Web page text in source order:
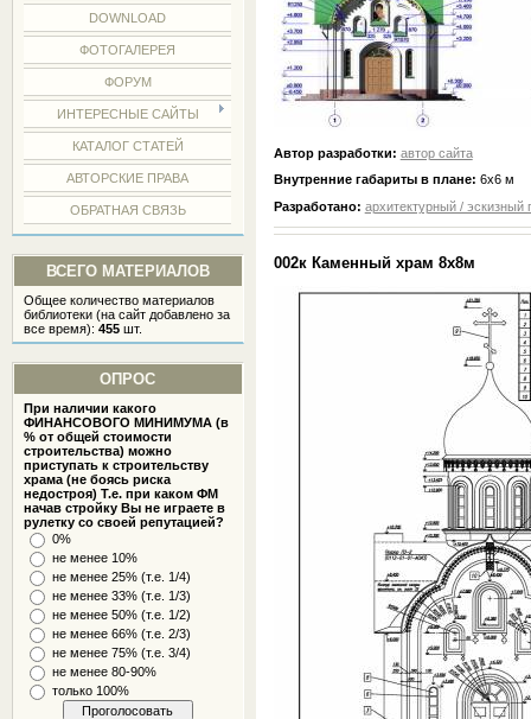
DOWNLOAD
ФОТОГАЛЕРЕЯ
ФОРУМ
ИНТЕРЕСНЫЕ САЙТЫ
КАТАЛОГ СТАТЕЙ
АВТОРСКИЕ ПРАВА
ОБРАТНАЯ СВЯЗЬ
ВСЕГО МАТЕРИАЛОВ
Общее количество материалов
библиотеки (на сайт добавлено за
все время):455 шт.
ОПРОС
При наличии какого
ФИНАНСОВОГО МИНИМУМА (в
% от общей стоимости
строительства) можно
приступать к строительству
храма (не боясь риска
недостроя) Т.е. при каком ФМ
начав стройку Вы не играете в
рулетку со своей репутацией?
0%
не менее 10%
не менее 25% (т.е. 1/4)
не менее 33% (т.е. 1/3)
не менее 50% (т.е. 1/2)
не менее 66% (т.е. 2/3)
не менее 75% (т.е. 3/4)
не менее 80-90%
только 100%
Автор разработки: автор сайта
Внутренние габариты в плане: 6х6 м
Разработано: архитектурный / эскизный
002к Каменный храм 8х8м